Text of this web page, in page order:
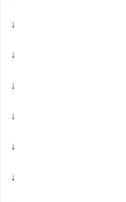
↓
↓
↓
↓
↓
↓